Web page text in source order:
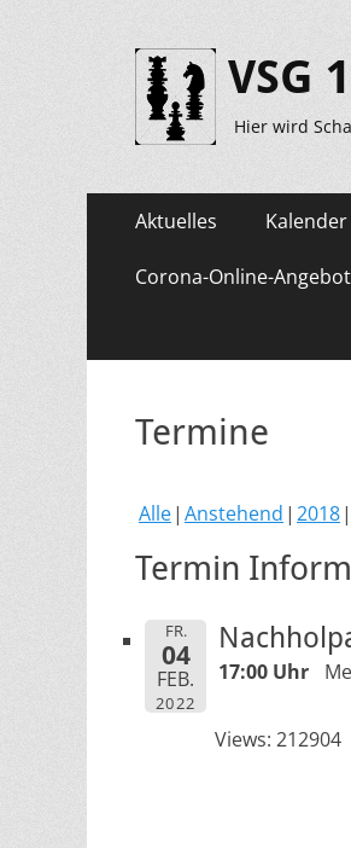
VSG
Hier wird
Primäres
Zum
Inhalt
springen
Aktuelles Kalender
Corona-Online-Angebot
Termine
Alle Anstehend 2018
Termin
FR.
04
FEB.
2022
17:00 Uhr
Views: 212904